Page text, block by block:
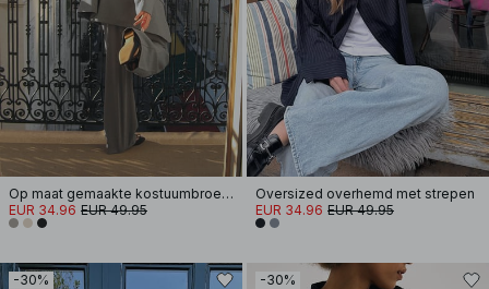
Op maat gemaakte kostuumbroek met middelhoge taille
EUR 34.96 EUR 49.95
Oversized overhemd met strepen
EUR 34.96 EUR 49.95
-30% -30%